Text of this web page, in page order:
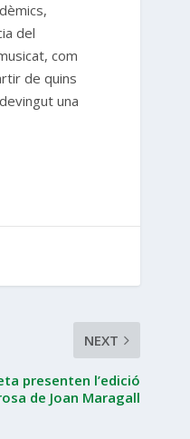
del
com
de quins
una
NEXT
presenten l’edició
de Joan Maragall